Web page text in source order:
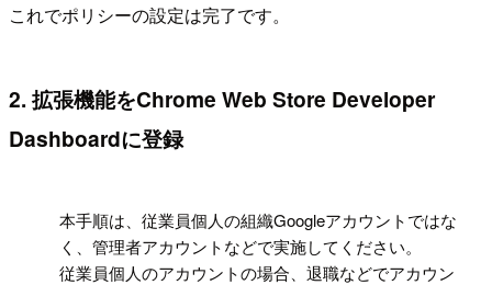
これでポリシーの設定は完了です。
2. 拡張機能をChrome Web Store Developer
Dashboardに登録
本手順は、従業員個人の組織Googleアカウントではな
く、管理者アカウントなどで実施してください。
従業員個人のアカウントの場合、退職などでアカウン